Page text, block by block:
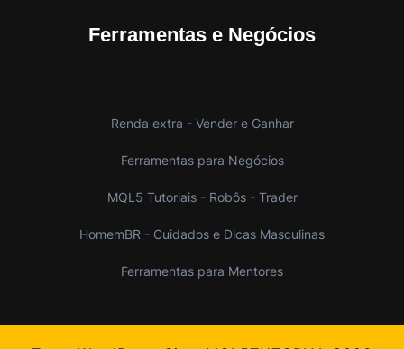
Ferramentas e Negócios
Renda extra - Vender e Ganhar
Ferramentas para Negócios
MQL5 Tutoriais - Robôs - Trader
HomemBR - Cuidados e Dicas Masculinas
Ferramentas para Mentores